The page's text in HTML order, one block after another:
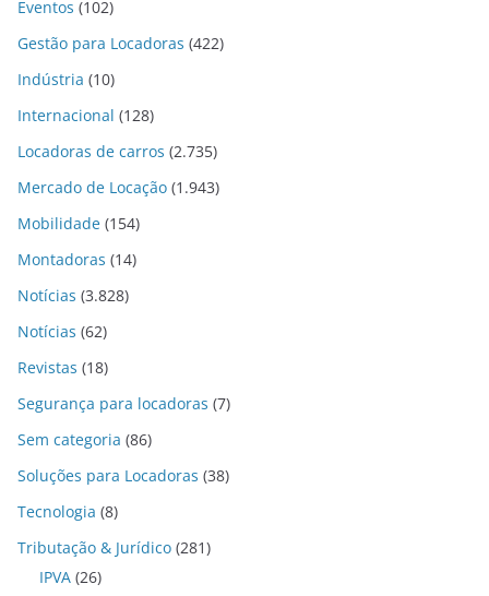
Eventos (102)
Gestão para Locadoras (422)
Indústria (10)
Internacional (128)
Locadoras de carros (2.735)
Mercado de Locação (1.943)
Mobilidade (154)
Montadoras (14)
Notícias (3.828)
Notícias (62)
Revistas (18)
Segurança para locadoras (7)
Sem categoria (86)
Soluções para Locadoras (38)
Tecnologia (8)
Tributação & Jurídico (281)
IPVA (26)